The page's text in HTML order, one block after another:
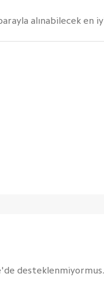
alınabilecek en
desteklenmiyormus.